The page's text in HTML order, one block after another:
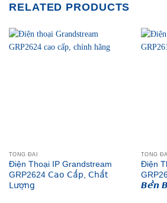
RELATED PRODUCTS
TỔNG ĐÀI
Điện Thoại IP Grandstream
GRP2624 𝖢𝖺𝗈 𝖢𝖺̂́𝗉, 𝖢𝗁𝖺̂́𝗍
𝖫𝗎̛𝗈̛̣𝗇𝗀
TỔNG ĐÀI
Điện
𝘽𝙚̂̀𝙣